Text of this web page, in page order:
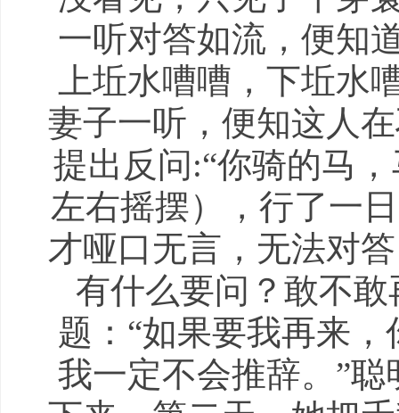
一听对答如流，便知
上坵水嘈嘈，下坵水
妻子一听，便知这人
提出反问:“你骑的马
左右摇摆），行了一
才哑口无言，无法对
有什么要问？敢不
题：“如果要我再来
我一定不会推辞。”